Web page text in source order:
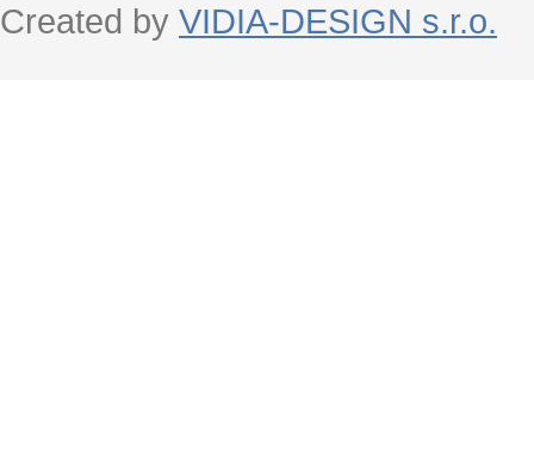
Created by VIDIA-DESIGN s.r.o.